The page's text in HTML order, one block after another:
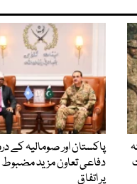
پاکستان اور صومالیہ کے
دفاعی تعاون مزید مضبوط
پر اتفاق